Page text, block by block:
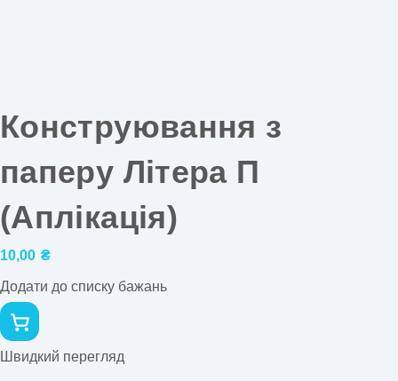
Конструювання з
паперу Літера П
(Аплікація)
10,00 ₴
Додати до списку бажань
Швидкий перегляд